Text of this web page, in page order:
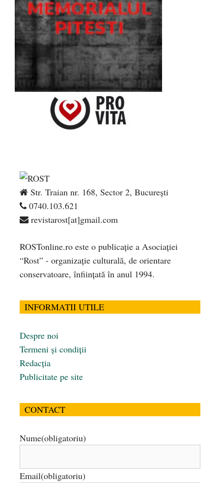
Str. Traian nr. 168, Sector 2, București
0740.103.621
revistarost[at]gmail.com
ROSTonline.ro este o publicaţie a Asociaţiei
“Rost” - organizaţie culturală, de orientare
conservatoare, înfiinţată în anul 1994.
INFORMATII UTILE
Despre noi
Termeni și condiții
Redacția
Publicitate pe site
CONTACT
Nume(obligatoriu)
Email(obligatoriu)